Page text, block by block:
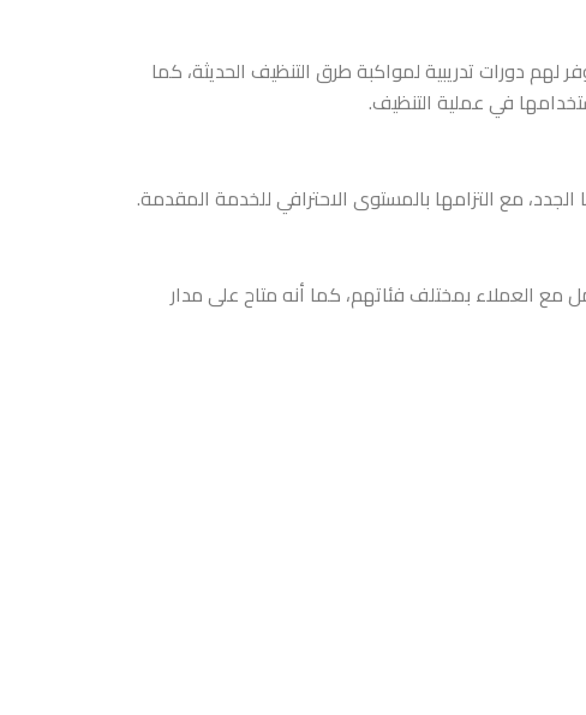
لهم دورات تدريبية لمواكبة طرق التنظيف الحديثة، كما
في عملية التنظيف.
مع التزامها بالمستوى الاحترافي للخدمة المقدمة.
العملاء بمختلف فئاتهم، كما أنه متاح على مدار